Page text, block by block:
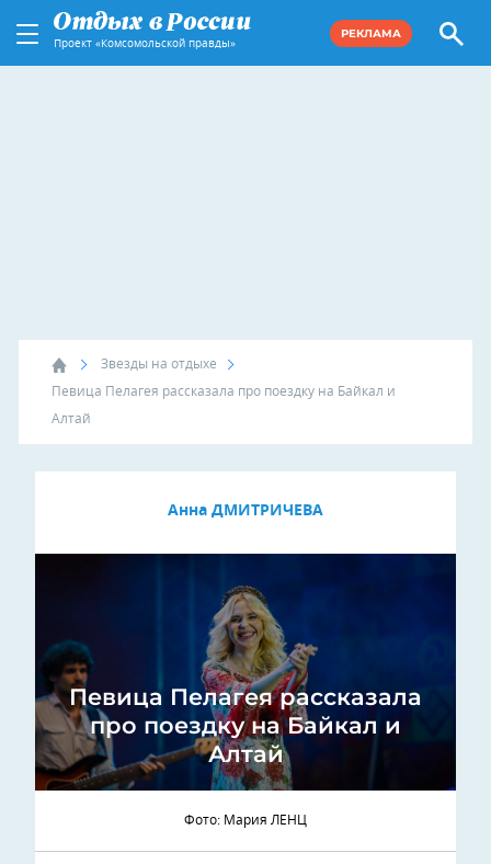
Проект «Комсомольской правды»
РЕКЛАМА
Звезды на отдыхе
Певица Пелагея рассказала про поездку на Байкал и
Алтай
Анна ДМИТРИЧЕВА
Певица Пелагея рассказала
про поездку на Байкал и
Алтай
Фото: Мария ЛЕНЦ